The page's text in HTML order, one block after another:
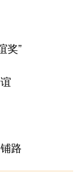
奖”
路